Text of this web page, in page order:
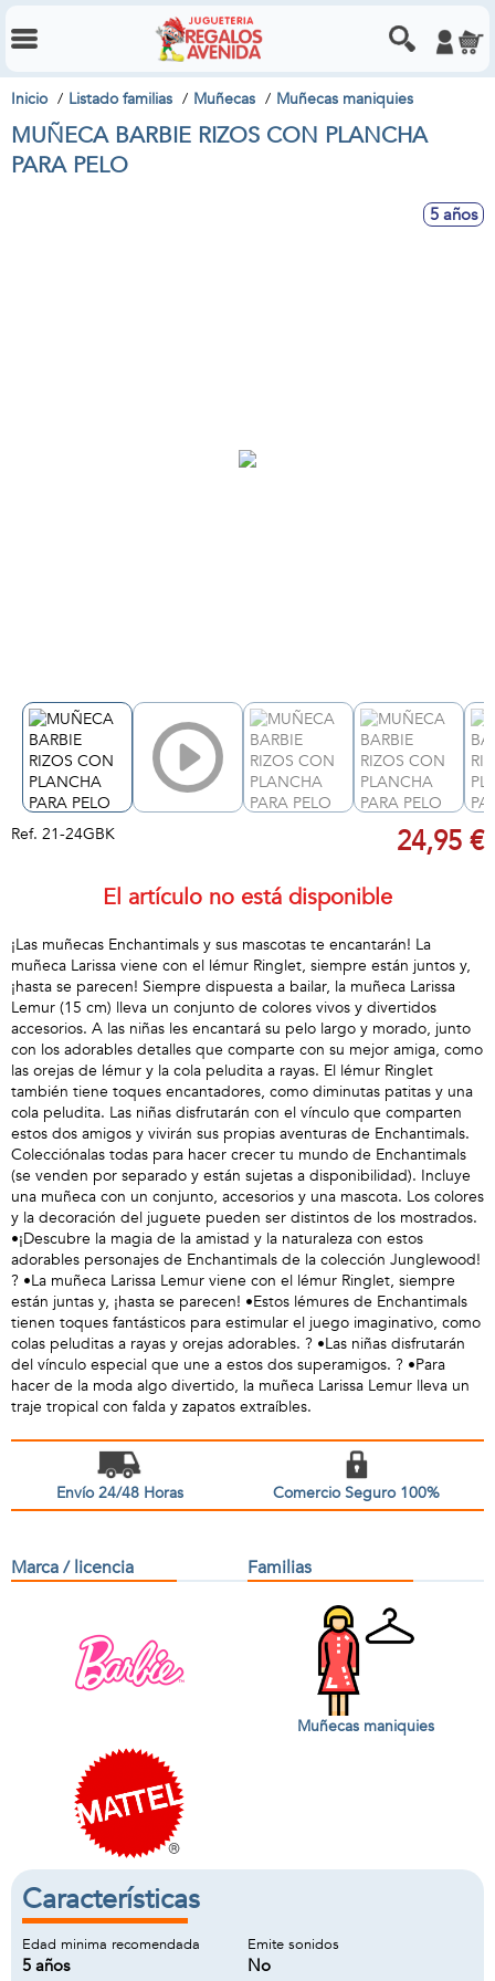
Inicio Listado familias Muñecas Muñecas maniquies
MUÑECA BARBIE RIZOS CON PLANCHA
PARA PELO
5 años
Ref. 21-24GBK 24,95 €
El artículo no está disponible
¡Las muñecas Enchantimals y sus mascotas te encantarán! La
muñeca Larissa viene con el lémur Ringlet, siempre están juntos y,
¡hasta se parecen! Siempre dispuesta a bailar, la muñeca Larissa
Lemur (15 cm) lleva un conjunto de colores vivos y divertidos
accesorios. A las niñas les encantará su pelo largo y morado, junto
con los adorables detalles que comparte con su mejor amiga, como
las orejas de lémur y la cola peludita a rayas. El lémur Ringlet
también tiene toques encantadores, como diminutas patitas y una
cola peludita. Las niñas disfrutarán con el vínculo que comparten
estos dos amigos y vivirán sus propias aventuras de Enchantimals.
Colecciónalas todas para hacer crecer tu mundo de Enchantimals
(se venden por separado y están sujetas a disponibilidad). Incluye
una muñeca con un conjunto, accesorios y una mascota. Los colores
y la decoración del juguete pueden ser distintos de los mostrados.
•¡Descubre la magia de la amistad y la naturaleza con estos
adorables personajes de Enchantimals de la colección Junglewood!
? •La muñeca Larissa Lemur viene con el lémur Ringlet, siempre
están juntas y, ¡hasta se parecen! •Estos lémures de Enchantimals
tienen toques fantásticos para estimular el juego imaginativo, como
colas peluditas a rayas y orejas adorables. ? •Las niñas disfrutarán
del vínculo especial que une a estos dos superamigos. ? •Para
hacer de la moda algo divertido, la muñeca Larissa Lemur lleva un
traje tropical con falda y zapatos extraíbles.
Envío 24/48 Horas Comercio Seguro 100%
Marca / licencia Familias
Muñecas maniquies
Características
Edad minima recomendada
5 años
Emite sonidos
No